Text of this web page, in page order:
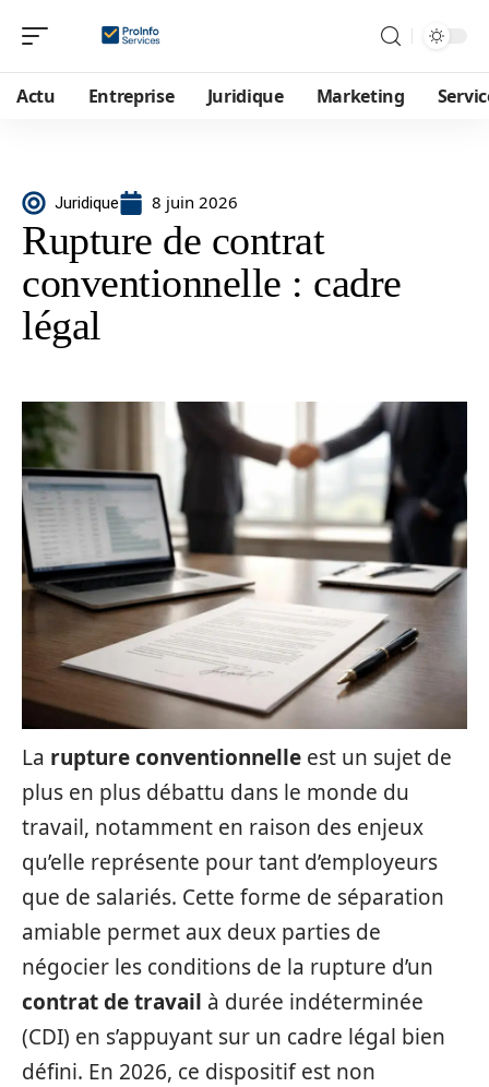
Actu Entreprise Juridique Marketing
Juridique 8 juin 2026
Rupture de contrat
conventionnelle : cadre
légal
La rupture conventionnelle est un sujet de
plus en plus débattu dans le monde du
travail, notamment en raison des enjeux
qu’elle représente pour tant d’employeurs
que de salariés. Cette forme de séparation
amiable permet aux deux parties de
négocier les conditions de la rupture d’un
contrat de travail à durée indéterminée
(CDI) en s’appuyant sur un cadre légal bien
défini. En 2026, ce dispositif est non